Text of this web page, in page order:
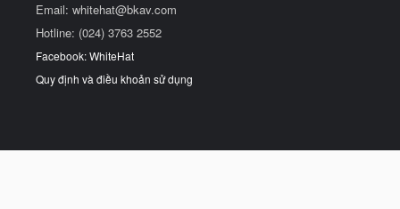
Email: whitehat@bkav.com
Hotline: (024) 3763 2552
Facebook: WhiteHat
Quy định và điều khoản sử dụng